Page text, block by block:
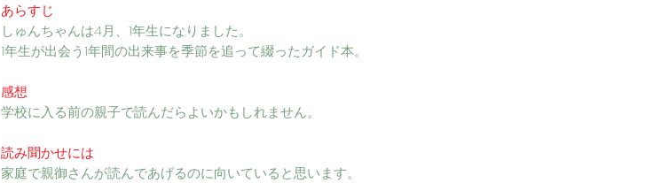
あらすじ
しゅんちゃんは4月、1年生になりました。
1年生が出会う1年間の出来事を季節を追って綴ったガイド本。
感想
学校に入る前の親子で読んだらよいかもしれません。
読み聞かせには
家庭で親御さんが読んであげるのに向いていると思います。